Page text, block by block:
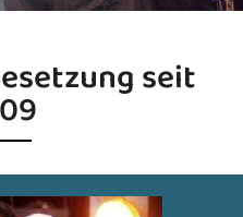
seit